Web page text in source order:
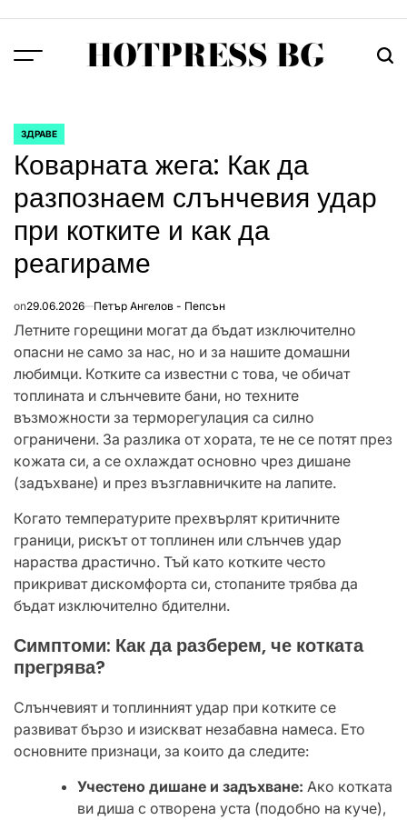
content
Menu HOTPRESS BG
POSTED
IN
ЗДРАВЕ
Коварната жега: Как да
разпознаем слънчевия удар
при котките и как да
реагираме
on29.06.2026 Петър Ангелов - Пепсън
Летните горещини могат да бъдат изключително
опасни не само за нас, но и за нашите домашни
любимци. Котките са известни с това, че обичат
топлината и слънчевите бани, но техните
възможности за терморегулация са силно
ограничени. За разлика от хората, те не се потят през
кожата си, а се охлаждат основно чрез дишане
(задъхване) и през възглавничките на лапите.
​Когато температурите прехвърлят критичните
граници, рискът от топлинен или слънчев удар
нараства драстично. Тъй като котките често
прикриват дискомфорта си, стопаните трябва да
бъдат изключително бдителни.
​Симптоми: Как да разберем, че котката
прегрява?
​Слънчевият и топлинният удар при котките се
развиват бързо и изискват незабавна намеса. Ето
основните признаци, за които да следите:
Учестено дишане и задъхване: Ако котката
ви диша с отворена уста (подобно на куче),